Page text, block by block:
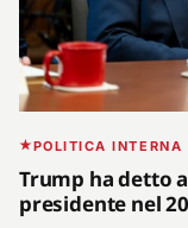
POLITICA INTERNA
Trump ha detto
presidente nel